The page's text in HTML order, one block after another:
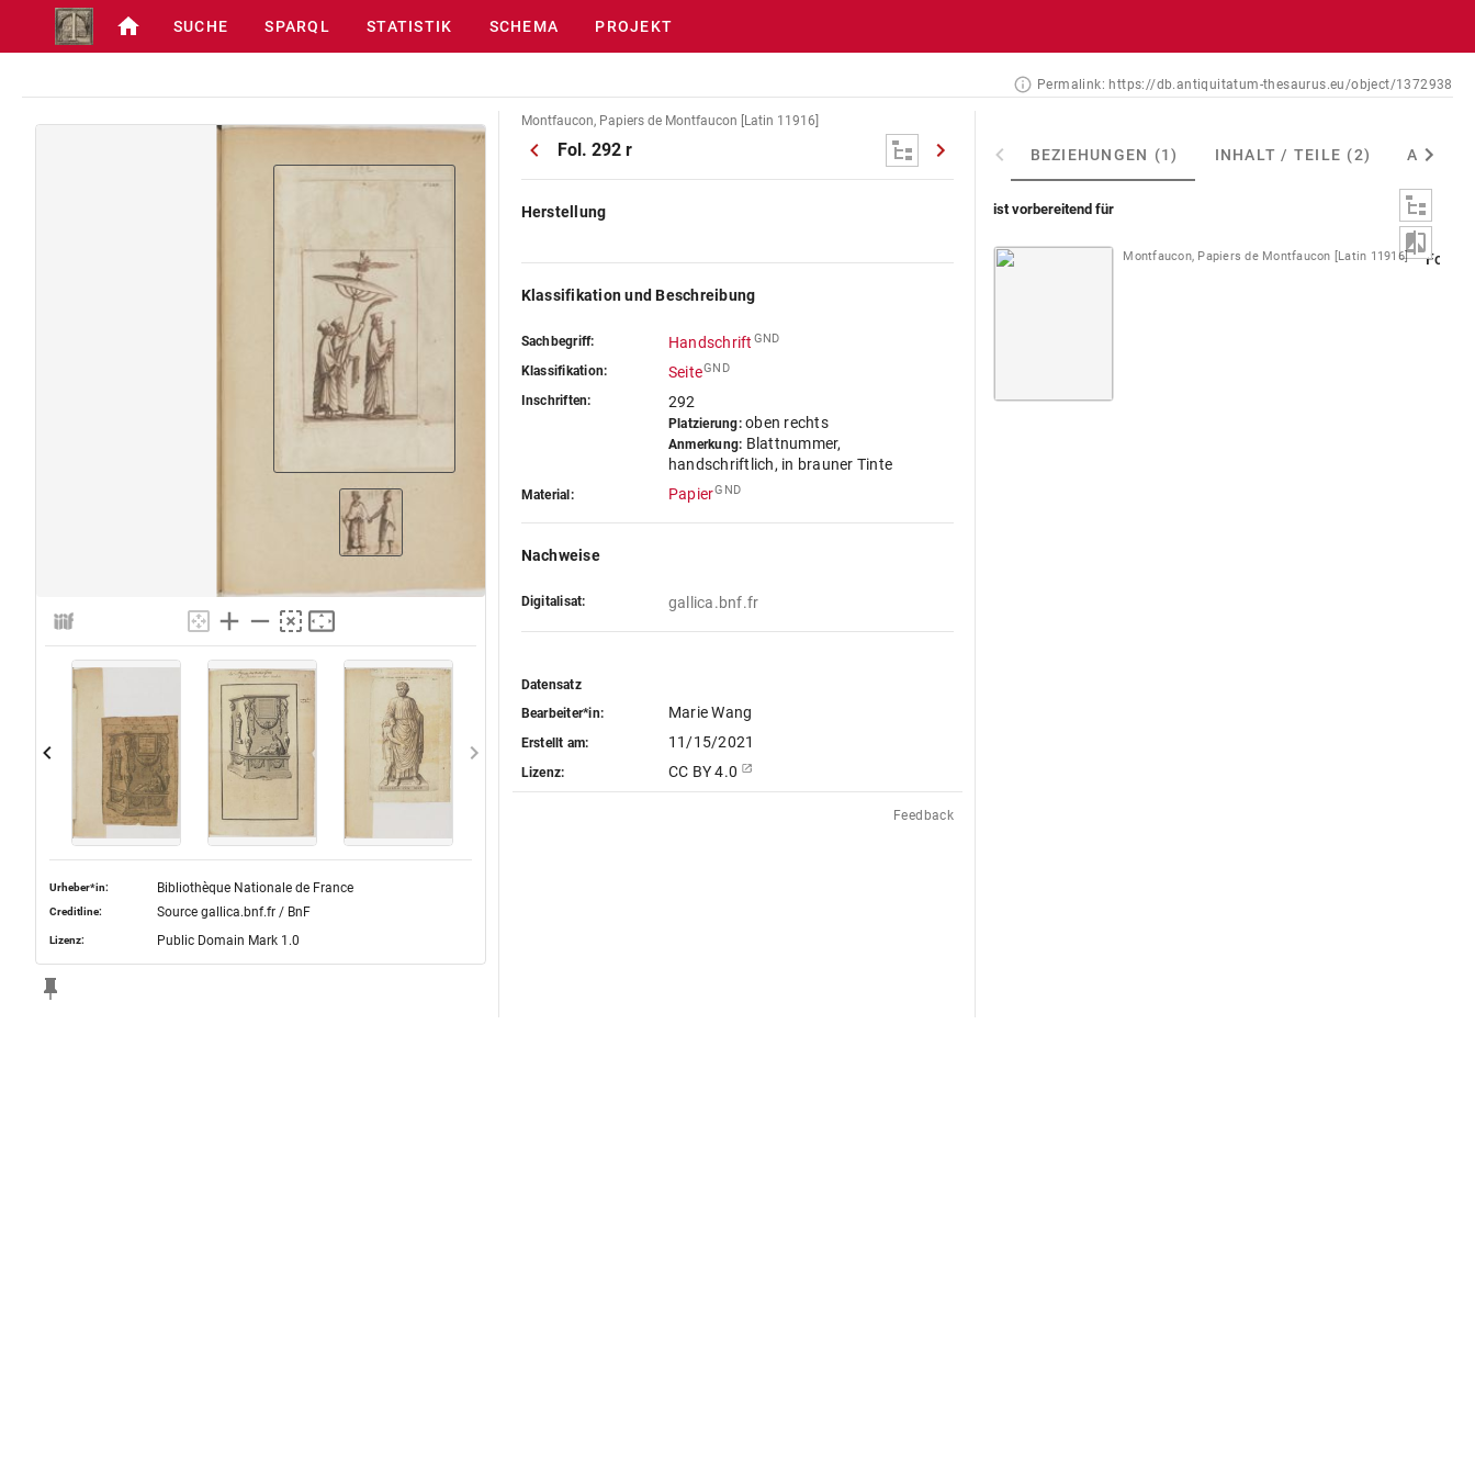
SUCHE SPARQL STATISTIK SCHEMA PROJEKT
Permalink: https://db.antiquitatum-thesaurus.eu/object/1372938
Urheber*in: Bibliothèque Nationale de France
Creditline: Source gallica.bnf.fr / BnF
Lizenz: Public Domain Mark 1.0
Montfaucon, Papiers de Montfaucon [Latin 11916]
Fol. 292 r
Herstellung
Klassifikation und Beschreibung
Sachbegriff: Handschrift GND
Klassifikation: SeiteGND
Inschriften: 292
Platzierung:oben rechts
Anmerkung: Blattnummer,
handschriftlich, in brauner Tinte
Material: PapierGND
Nachweise
Digitalisat: gallica.bnf.fr
Datensatz
Bearbeiter*in:
Marie Wang
Erstellt am: 11/15/2021
Lizenz: CC BY 4.0
Feedback
BEZIEHUNGEN (1) INHALT / TEILE (2)
ist vorbereitend für
Montfaucon, Papiers de Montfaucon [Latin 11916] Fol.